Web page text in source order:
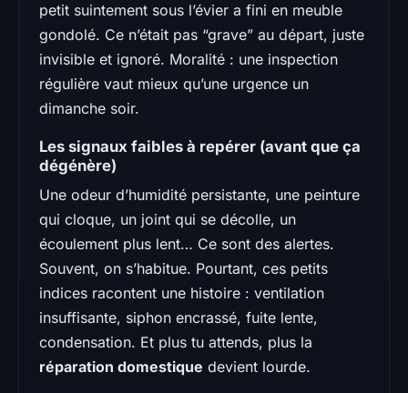
petit suintement sous l’évier a fini en meuble
gondolé. Ce n’était pas “grave” au départ, juste
invisible et ignoré. Moralité : une inspection
régulière vaut mieux qu’une urgence un
dimanche soir.
Les signaux faibles à repérer (avant que ça
dégénère)
Une odeur d’humidité persistante, une peinture
qui cloque, un joint qui se décolle, un
écoulement plus lent… Ce sont des alertes.
Souvent, on s’habitue. Pourtant, ces petits
indices racontent une histoire : ventilation
insuffisante, siphon encrassé, fuite lente,
condensation. Et plus tu attends, plus la
réparation domestique devient lourde.